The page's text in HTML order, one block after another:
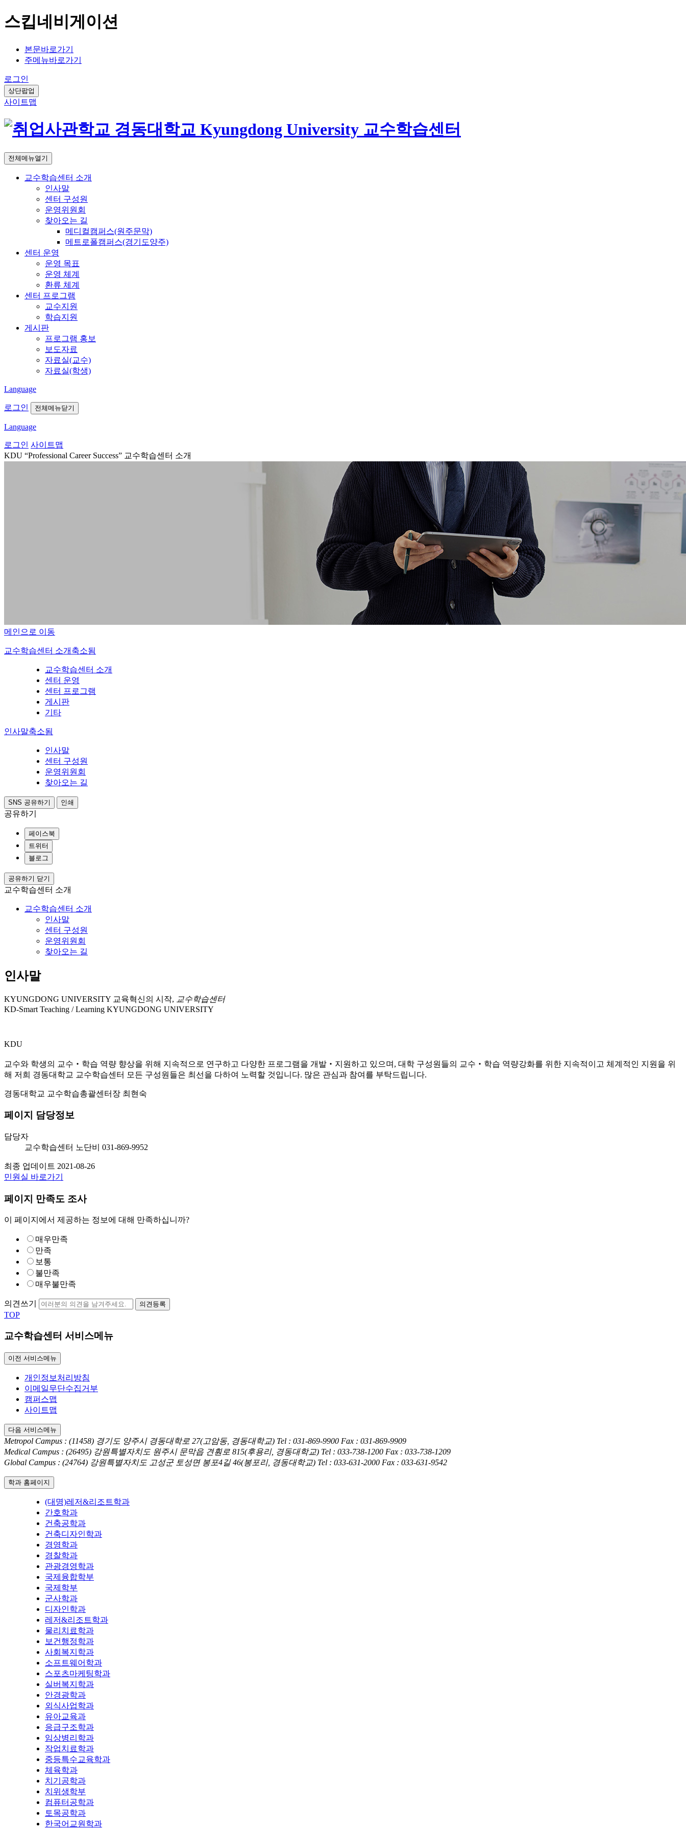
스킵네비게이션
본문바로가기
주메뉴바로가기
로그인
상단팝업
사이트맵
교수학습센터
전체메뉴열기
교수학습센터 소개
인사말
센터 구성원
운영위원회
찾아오는 길
메디컬캠퍼스(원주문막)
메트로폴캠퍼스(경기도양주)
센터 운영
운영 목표
운영 체계
환류 체계
센터 프로그램
교수지원
학습지원
게시판
프로그램 홍보
보도자료
자료실(교수)
자료실(학생)
Language
로그인 전체메뉴닫기
Language
로그인 사이트맵
KDU “Professional Career Success” 교수학습센터 소개
메인으로 이동
교수학습센터 소개 축소됨
교수학습센터 소개
센터 운영
센터 프로그램
게시판
기타
인사말축소됨
인사말
센터 구성원
운영위원회
찾아오는 길
SNS 공유하기 인쇄
공유하기
페이스북
트위터
블로그
공유하기 닫기
교수학습센터 소개
교수학습센터 소개
인사말
센터 구성원
운영위원회
찾아오는 길
인사말
KYUNGDONG UNIVERSITY 교육혁신의 시작, 교수학습센터
KD-Smart Teaching / Learning KYUNGDONG UNIVERSITY
KDU
교수와 학생의 교수‧학습 역량 향상을 위해 지속적으로 연구하고 다양한 프로그램을 개발‧지원하고 있으며, 대학 구성원들의 교수‧학습 역량강화를 위한 지속적이고 체계적인 지원을 위
해 저희 경동대학교 교수학습센터 모든 구성원들은 최선을 다하여 노력할 것입니다. 많은 관심과 참여를 부탁드립니다.
경동대학교 교수학습총괄센터장 최현숙
페이지 담당정보
담당자
교수학습센터 노단비 031-869-9952
최종 업데이트 2021-08-26
민원실 바로가기
페이지 만족도 조사
이 페이지에서 제공하는 정보에 대해 만족하십니까?
매우만족
만족
보통
불만족
매우불만족
의견쓰기 의견등록
TOP
교수학습센터 서비스메뉴
이전 서비스메뉴
개인정보처리방침
이메일무단수집거부
캠퍼스맵
사이트맵
다음 서비스메뉴
Metropol Campus : (11458) 경기도 양주시 경동대학로 27(고암동, 경동대학교) Tel : 031-869-9900 Fax : 031-869-9909
Medical Campus : (26495) 강원특별자치도 원주시 문막읍 견훤로 815(후용리, 경동대학교) Tel : 033-738-1200 Fax : 033-738-1209
Global Campus : (24764) 강원특별자치도 고성군 토성면 봉포4길 46(봉포리, 경동대학교) Tel : 033-631-2000 Fax : 033-631-9542
학과 홈페이지
(대명)레저&리조트학과
간호학과
건축공학과
건축디자인학과
경영학과
경찰학과
관광경영학과
국제융합학부
국제학부
군사학과
디자인학과
레저&리조트학과
물리치료학과
보건행정학과
사회복지학과
소프트웨어학과
스포츠마케팅학과
실버복지학과
안경광학과
외식사업학과
유아교육과
응급구조학과
임상병리학과
작업치료학과
중등특수교육학과
체육학과
치기공학과
치위생학부
컴퓨터공학과
토목공학과
한국어교원학과